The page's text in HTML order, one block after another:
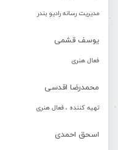
مدیریت رسانه رادیو بندر
یوسف قشمی
فعال هنری
محمدرضا اقدسی
تهیه کننده ، فعال هنری
اسحق احمدی